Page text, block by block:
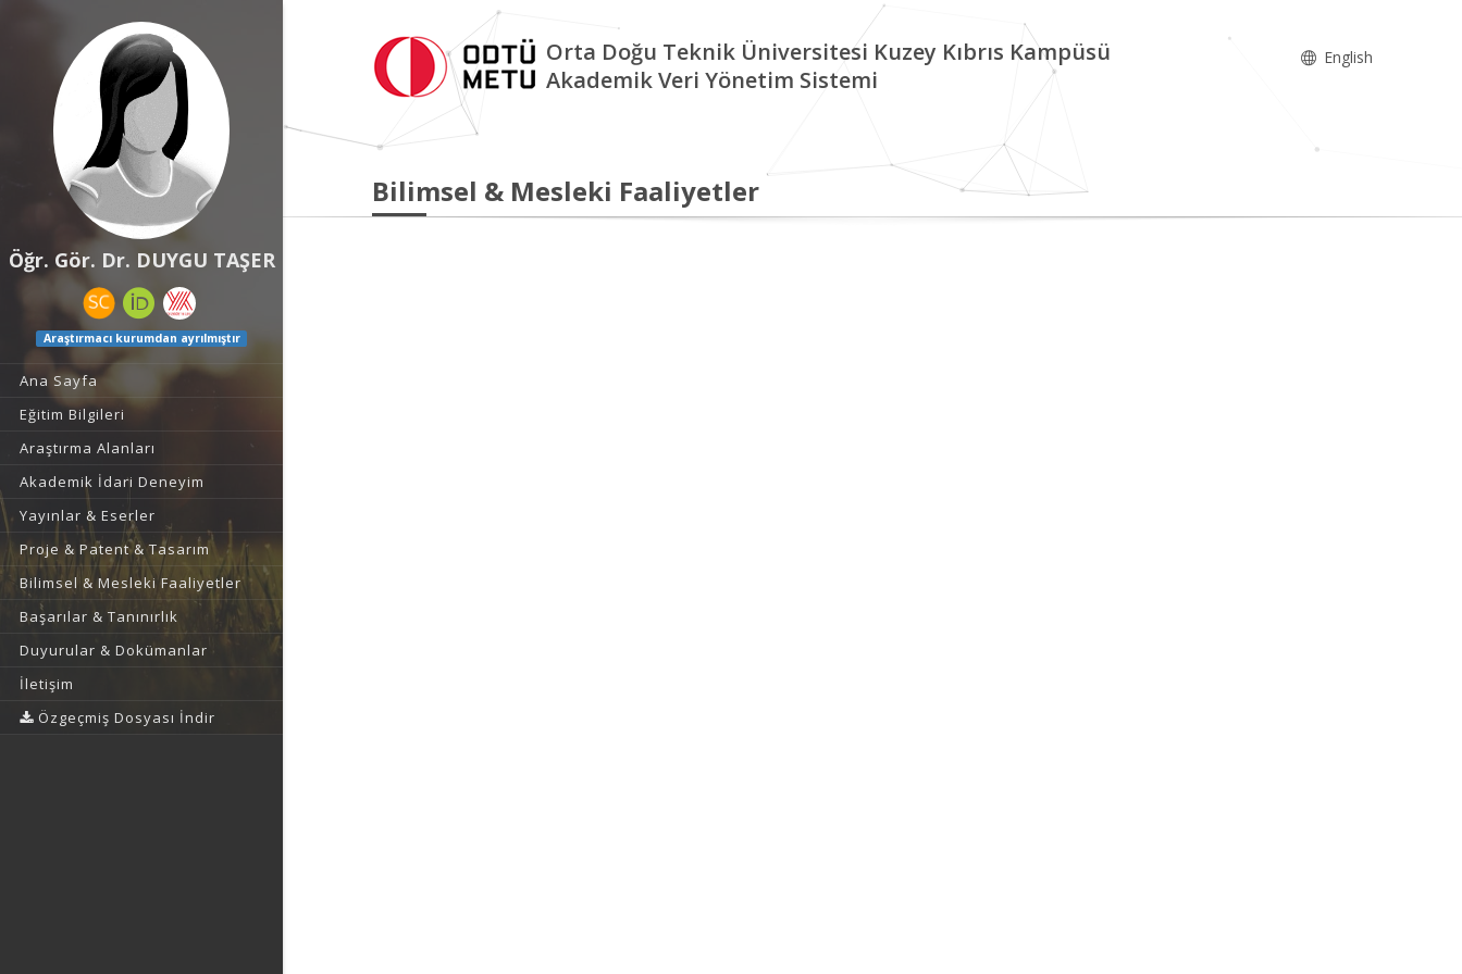
Öğr. Gör. Dr. DUYGU TAŞER
Araştırmacı kurumdan ayrılmıştır
Ana Sayfa
Eğitim Bilgileri
Araştırma Alanları
Akademik İdari Deneyim
Yayınlar & Eserler
Proje & Patent & Tasarım
Bilimsel & Mesleki Faaliyetler
Başarılar & Tanınırlık
Duyurular & Dokümanlar
İletişim
Özgeçmiş Dosyası İndir
Orta Doğu Teknik Üniversitesi Kuzey Kıbrıs Kampüsü
Akademik Veri Yönetim Sistemi
English
Bilimsel & Mesleki Faaliyetler